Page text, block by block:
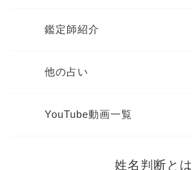
鑑定師紹介
他の占い
YouTube動画一覧
姓名判断とは